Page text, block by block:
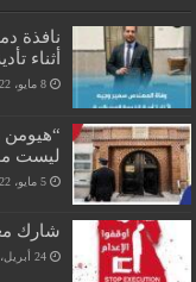
نافذة
أثناء
8 مايو، 2022
“هيومن
ليست
5 مايو، 2022
شارك
24 أبريل، 2022